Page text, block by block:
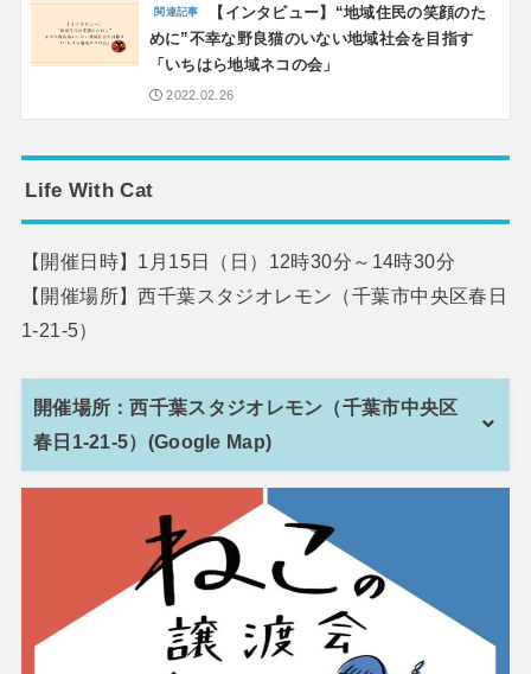
【インタビュー】“地域住民の笑顔のた
めに”不幸な野良猫のいない地域社会を目指す
「いちはら地域ネコの会」
2022.02.26
Life With Cat
【開催日時】1月15日（日）12時30分～14時30分
【開催場所】西千葉スタジオレモン（千葉市中央区春日
1-21-5）
開催場所：西千葉スタジオレモン（千葉市中央区
春日1-21-5）(Google Map)